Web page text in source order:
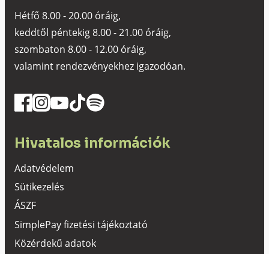
Hétfő 8.00 - 20.00 óráig,
keddtől péntekig 8.00 - 21.00 óráig,
szombaton 8.00 - 12.00 óráig,
valamint rendezvényekhez igazodóan.
Hivatalos információk
Adatvédelem
Sütikezelés
ÁSZF
SimplePay fizetési tájékoztató
Közérdekű adatok